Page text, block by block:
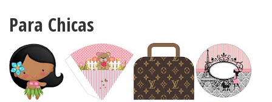
Para Chicas